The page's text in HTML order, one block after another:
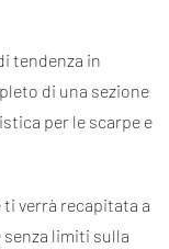
tendenza in
di una sezione
per le scarpe e
ti verrà recapitata a
limiti sulla